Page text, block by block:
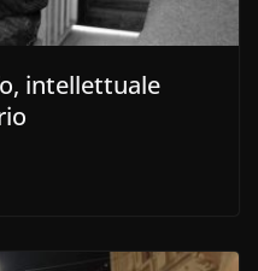
intellettuale